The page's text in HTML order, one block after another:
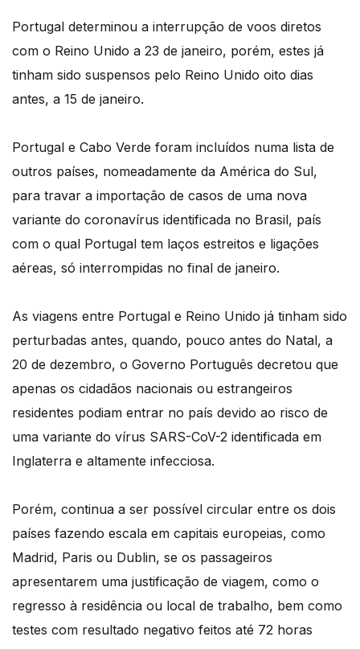
Portugal determinou a interrupção de voos diretos
com o Reino Unido a 23 de janeiro, porém, estes já
tinham sido suspensos pelo Reino Unido oito dias
antes, a 15 de janeiro.
Portugal e Cabo Verde foram incluídos numa lista de
outros países, nomeadamente da América do Sul,
para travar a importação de casos de uma nova
variante do coronavírus identificada no Brasil, país
com o qual Portugal tem laços estreitos e ligações
aéreas, só interrompidas no final de janeiro.
As viagens entre Portugal e Reino Unido já tinham sido
perturbadas antes, quando, pouco antes do Natal, a
20 de dezembro, o Governo Português decretou que
apenas os cidadãos nacionais ou estrangeiros
residentes podiam entrar no país devido ao risco de
uma variante do vírus SARS-CoV-2 identificada em
Inglaterra e altamente infecciosa.
Porém, continua a ser possível circular entre os dois
países fazendo escala em capitais europeias, como
Madrid, Paris ou Dublin, se os passageiros
apresentarem uma justificação de viagem, como o
regresso à residência ou local de trabalho, bem como
testes com resultado negativo feitos até 72 horas